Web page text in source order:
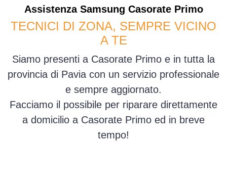
Assistenza Samsung Casorate Primo
TECNICI DI ZONA, SEMPRE VICINO
A TE
Siamo presenti a Casorate Primo e in tutta la
provincia di Pavia con un servizio professionale
e sempre aggiornato.
Facciamo il possibile per riparare direttamente
a domicilio a Casorate Primo ed in breve
tempo!